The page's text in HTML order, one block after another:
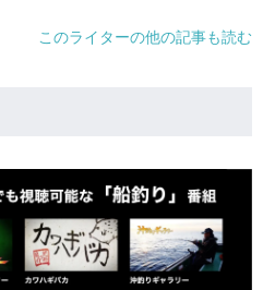
このライターの他の記事も読む